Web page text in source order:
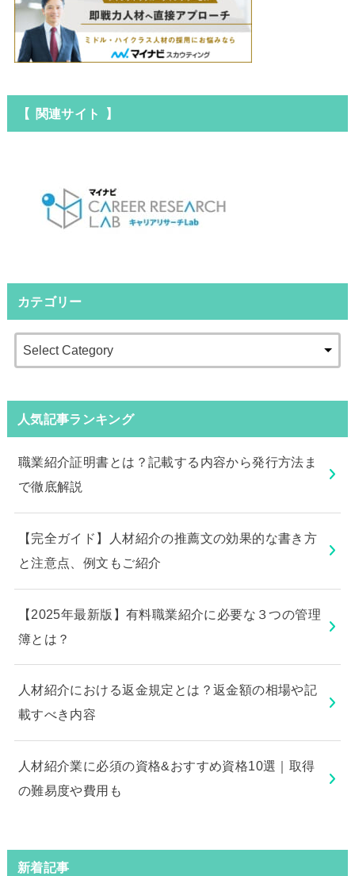
【 関連サイト 】
カテゴリー
人気記事ランキング
職業紹介証明書とは？記載する内容から発行方法ま
で徹底解説
【完全ガイド】人材紹介の推薦文の効果的な書き方
と注意点、例文もご紹介
【2025年最新版】有料職業紹介に必要な３つの管理
簿とは？
人材紹介における返金規定とは？返金額の相場や記
載すべき内容
人材紹介業に必須の資格&おすすめ資格10選｜取得
の難易度や費用も
新着記事